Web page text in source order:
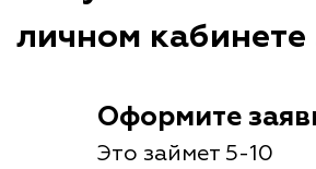
личном кабинете
Оформите
Это займет 5-10